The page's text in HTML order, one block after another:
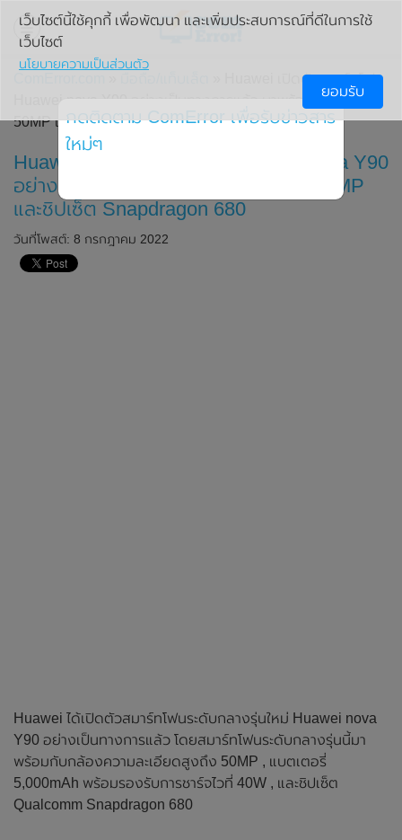
» Huawei เปิดตัวสมาร์ทโฟน
Huawei nova Y90 อย่างเป็นทางการแล้ว มาพร้อมกล้อง
50MP และชิปเซ็ต Snapdragon 680
Huawei เปิดตัวสมาร์ทโฟน Huawei nova Y90
อย่างเป็นทางการแล้ว มาพร้อมกล้อง 50MP
และชิปเซ็ต Snapdragon 680
วันที่โพสต์: 8 กรกฎาคม 2022
Huawei ได้เปิดตัวสมาร์ทโฟนระดับกลางรุ่นใหม่ Huawei nova
Y90 อย่างเป็นทางการแล้ว โดยสมาร์ทโฟนระดับกลางรุ่นนี้มา
พร้อมกับกล้องความละเอียดสูงถึง 50MP , แบตเตอรี่
5,000mAh พร้อมรองรับการชาร์จไวที่ 40W , และชิปเซ็ต
Qualcomm Snapdragon 680
เว็บไซต์นี้ใช้คุกกี้ เพื่อพัฒนา และเพิ่มประสบการณ์ที่ดีในการใช้
เว็บไซต์
นโยบายความเป็นส่วนตัว
ยอมรับ
กดติดตาม ComError เพื่อรับข่าวสาร
ใหม่ๆ